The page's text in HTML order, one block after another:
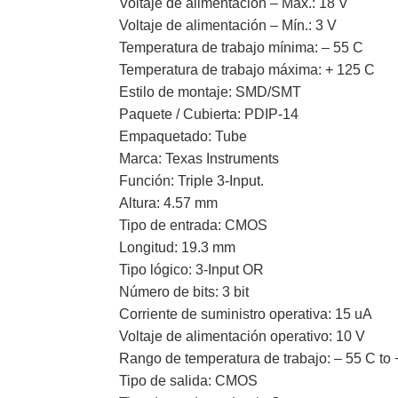
Voltaje de alimentación – Mín.: 3 V
Temperatura de trabajo mínima: – 55 C
Temperatura de trabajo máxima: + 125 C
Estilo de montaje: SMD/SMT
Paquete / Cubierta: PDIP-14
Empaquetado: Tube
Marca: Texas Instruments
Función: Triple 3-Input.
Altura: 4.57 mm
Tipo de entrada: CMOS
Longitud: 19.3 mm
Tipo lógico: 3-Input OR
Número de bits: 3 bit
Corriente de suministro operativa: 15 uA
Voltaje de alimentación operativo: 10 V
Rango de temperatura de trabajo: – 55 C to
Tipo de salida: CMOS